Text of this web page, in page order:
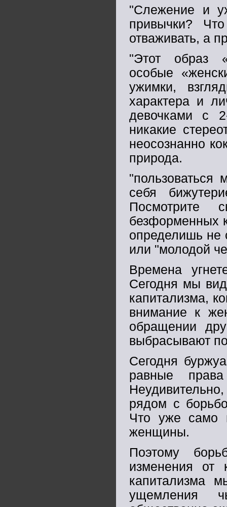
"Слежение и
привычки?
отваживать, а
"Этот образ
особые
ужимки,
характера и
девочками с
никакие
неосознанно
природа.
"пользоваться
себя
Посмотрите
безформенных
определишь не
или "молодой
Времена
Сегодня мы
капитализма,
внимание к
обращении
выбрасывают
Сегодня
равные
Неудивительно,
рядом с
Что уже само
женщины.
Поэтому
изменения от
капитализма
ущемления